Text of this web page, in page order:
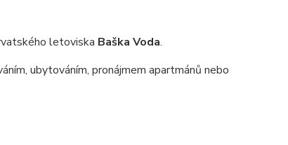
letoviska Baška Voda.
ubytováním, pronájmem apartmánů nebo